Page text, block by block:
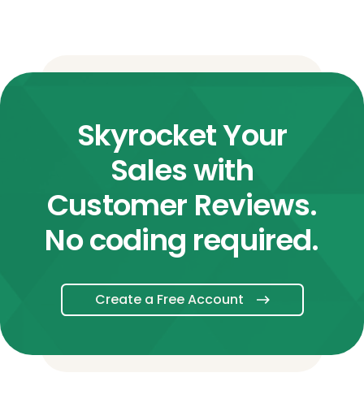
Skyrocket Your
Sales with
Customer Reviews.
No coding required.
Create a Free Account